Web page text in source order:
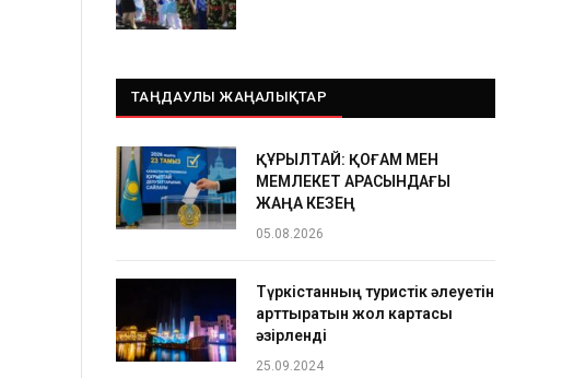
ТАҢДАУЛЫ ЖАҢАЛЫҚТАР
ҚҰРЫЛТАЙ: ҚОҒАМ МЕН
МЕМЛЕКЕТ АРАСЫНДАҒЫ
ЖАҢА КЕЗЕҢ
05.08.2026
Түркістанның туристік әлеуетін
арттыратын жол картасы
әзірленді
25.09.2024